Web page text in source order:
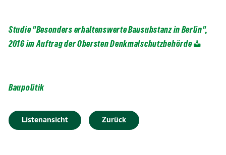
Studie "Besonders erhaltenswerte Bausubstanz in Berlin",
2016 im Auftrag der Obersten Denkmalschutzbehörde
Baupolitik
Listenansicht Zurück